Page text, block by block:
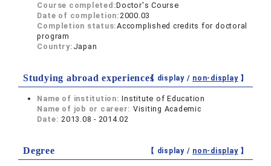
Course completed:Doctor's Course
Date of completion:2000.03
Completion status:Accomplished credits for doctoral
program
Country: Japan
Studying abroad experiences【 display / non-display】
Name of institution:Institute of Education
Name of job or career: Visiting Academic
Date:2013.08 - 2014.02
Degree 【 display / non-display】